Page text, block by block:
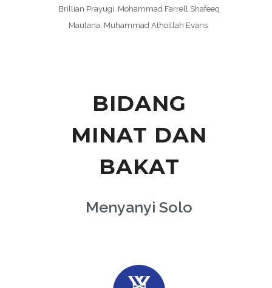
Brillian Prayugi, Mohammad Farrell Shafeeq
Maulana, Muhammad Athoillah Evans
BIDANG
MINAT DAN
BAKAT
Menyanyi Solo